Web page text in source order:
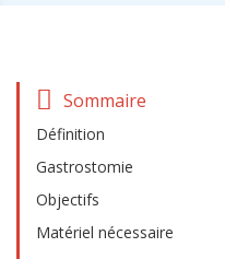
Sommaire
Définition
Gastrostomie
Objectifs
Matériel nécessaire